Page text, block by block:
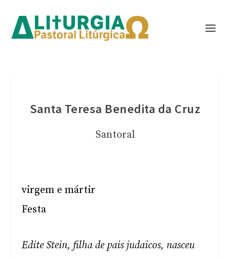
Santa Teresa Benedita da Cruz
Santoral
virgem e mártir
Festa
Edite Stein, filha de pais judaicos, nasceu